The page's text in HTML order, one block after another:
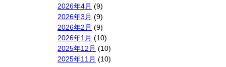
2026年4月 (9)
2026年3月 (9)
2026年2月 (9)
2026年1月 (10)
2025年12月 (10)
2025年11月 (10)